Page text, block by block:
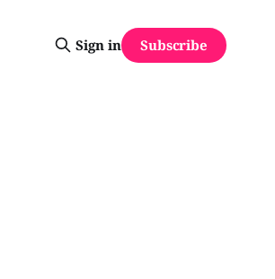
Sign in Subscribe